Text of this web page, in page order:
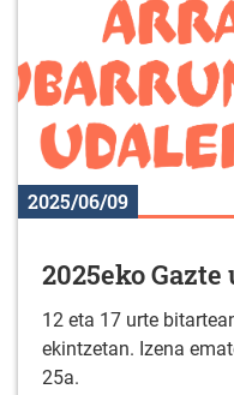
2025/06/09
2025eko
12 eta 17 urte
ekintzetan. Izena
25a.